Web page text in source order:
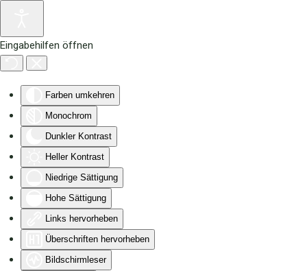
Eingabehilfen öffnen
Farben umkehren
Monochrom
Dunkler Kontrast
Heller Kontrast
Niedrige Sättigung
Hohe Sättigung
Links hervorheben
Überschriften hervorheben
Bildschirmleser